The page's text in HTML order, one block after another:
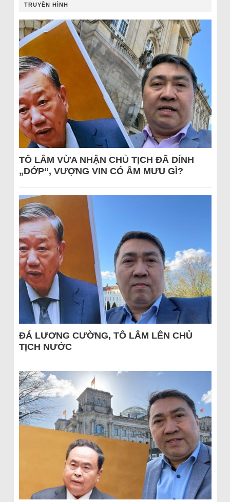
TRUYỀN HÌNH
TÔ LÂM VỪA NHẬN CHỦ TỊCH ĐÃ DÍNH
„DỚP“, VƯỢNG VIN CÓ ÂM MƯU GÌ?
ĐÁ LƯƠNG CƯỜNG, TÔ LÂM LÊN CHỦ
TỊCH NƯỚC